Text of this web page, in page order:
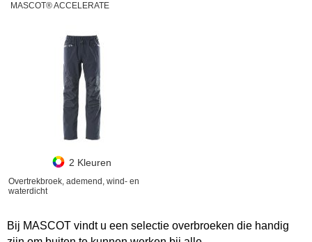
MASCOT® ACCELERATE
2 Kleuren
Overtrekbroek, ademend, wind- en
waterdicht
Bij MASCOT vindt u een selectie overbroeken die handig